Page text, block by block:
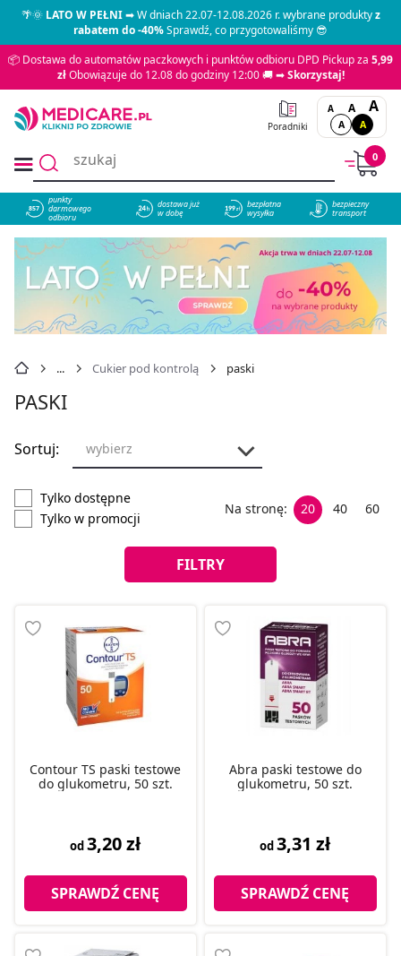
🌴🌞LATO W PEŁNI➡ W dniach 22.07-12.08.2026 r. wybrane produktyz
rabatem do -40%Sprawdź, co przygotowaliśmy 😎
📦 Dostawa do automatów paczkowych i punktów odbioru DPD Pickup za 5,99
złObowiązuje do 12.08 do godziny 12:00 🚚 ➡Skorzystaj!
Poradniki
A A A
A A
0
857
punkty
darmowego
odbioru
dostawa już
w dobę
bezpłatna
wysyłka
bezpieczny
transport
Cukier pod kontrolą paski
PASKI
Sortuj: wybierz
Tylko dostępne
Tylko w promocji
Na stronę: 20 40 60
FILTRY
Contour TS paski testowe
do glukometru, 50 szt.
od3,20 zł
SPRAWDŹ CENĘ
Abra paski testowe do
glukometru, 50 szt.
od3,31 zł
SPRAWDŹ CENĘ